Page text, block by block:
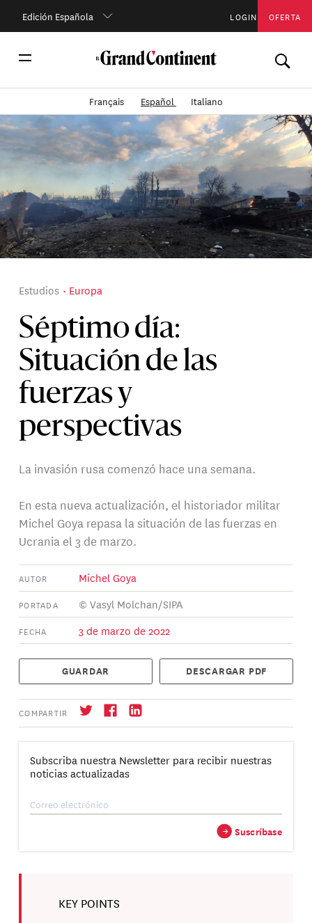
Edición Española LOGIN OFERTA
Français Español Italiano
Séptimo día:
Situación de las
fuerzas y
perspectivas
Estudios Europa
La invasión rusa comenzó hace una semana.
En esta nueva actualización, el historiador militar
Michel Goya repasa la situación de las fuerzas en
Ucrania el 3 de marzo.
AUTOR Michel Goya
PORTADA © Vasyl Molchan/SIPA
FECHA 3 de marzo de 2022
GUARDAR DESCARGAR PDF
COMPARTIR
→
Subscriba nuestra Newsletter para recibir nuestras
noticias actualizadas
→ Suscríbase
KEY POINTS